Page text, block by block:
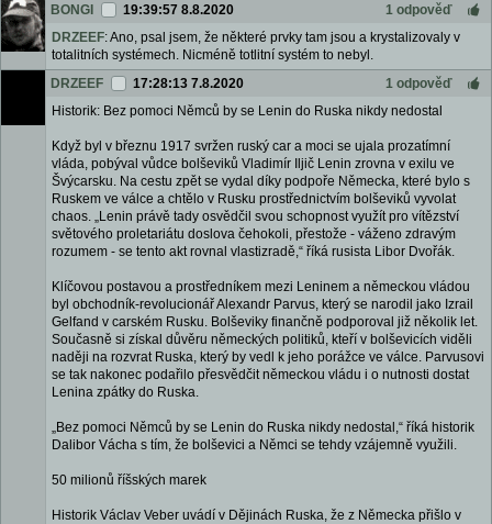
BONGI
19:39:57 8.8.2020
1 odpověď
DRZEEF: Ano, psal jsem, že některé prvky tam jsou a krystalizovaly v
totalitních systémech. Nicméně totlitní systém to nebyl.
DRZEEF
17:28:13 7.8.2020
1 odpověď
Historik: Bez pomoci Němců by se Lenin do Ruska nikdy nedostal
Když byl v březnu 1917 svržen ruský car a moci se ujala prozatímní
vláda, pobýval vůdce bolševiků Vladimír Iljič Lenin zrovna v exilu ve
Švýcarsku. Na cestu zpět se vydal díky podpoře Německa, které bylo s
Ruskem ve válce a chtělo v Rusku prostřednictvím bolševiků vyvolat
chaos. „Lenin právě tady osvědčil svou schopnost využít pro vítězství
světového proletariátu doslova čehokoli, přestože - váženo zdravým
rozumem - se tento akt rovnal vlastizradě,“ říká rusista Libor Dvořák.
Klíčovou postavou a prostředníkem mezi Leninem a německou vládou
byl obchodník-revolucionář Alexandr Parvus, který se narodil jako Izrail
Gelfand v carském Rusku. Bolševiky finančně podporoval již několik let.
Současně si získal důvěru německých politiků, kteří v bolševicích viděli
naději na rozvrat Ruska, který by vedl k jeho porážce ve válce. Parvusovi
se tak nakonec podařilo přesvědčit německou vládu i o nutnosti dostat
Lenina zpátky do Ruska.
„Bez pomoci Němců by se Lenin do Ruska nikdy nedostal,“ říká historik
Dalibor Vácha s tím, že bolševici a Němci se tehdy vzájemně využili.
50 milionů říšských marek
Historik Václav Veber uvádí v Dějinách Ruska, že z Německa přišlo v